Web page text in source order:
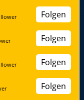
Folgen
Folgen
Folgen
Folgen